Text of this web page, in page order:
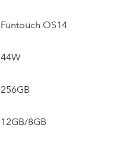
Funtouch OS14
44W
256GB
12GB/8GB